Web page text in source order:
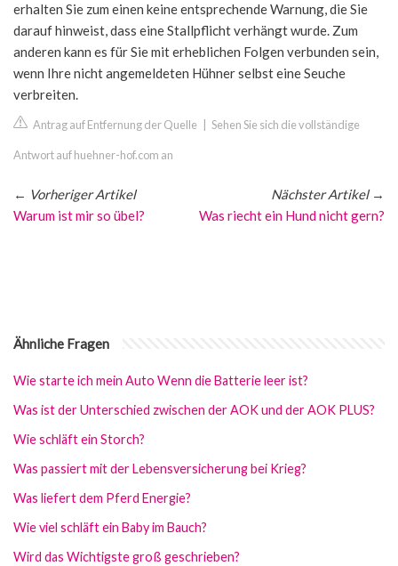
erhalten Sie zum einen keine entsprechende Warnung, die Sie
darauf hinweist, dass eine Stallpflicht verhängt wurde. Zum
anderen kann es für Sie mit erheblichen Folgen verbunden sein,
wenn Ihre nicht angemeldeten Hühner selbst eine Seuche
verbreiten.
Antrag auf Entfernung der Quelle Sehen Sie sich die vollständige
Antwort auf huehner-hof.com an
← Vorheriger Artikel
Warum ist mir so übel?
Nächster Artikel→
Was riecht ein Hund nicht gern?
Ähnliche Fragen
Wie starte ich mein Auto Wenn die Batterie leer ist?
Was ist der Unterschied zwischen der AOK und der AOK PLUS?
Wie schläft ein Storch?
Was passiert mit der Lebensversicherung bei Krieg?
Was liefert dem Pferd Energie?
Wie viel schläft ein Baby im Bauch?
Wird das Wichtigste groß geschrieben?